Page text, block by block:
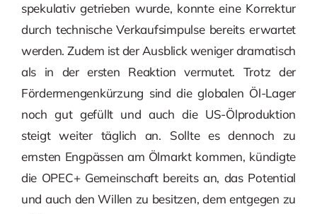
spekulativ getrieben wurde, konnte eine Korrektur
durch technische Verkaufsimpulse bereits erwartet
werden. Zudem ist der Ausblick weniger dramatisch
als in der ersten Reaktion vermutet. Trotz der
Fördermengenkürzung sind die globalen Öl-Lager
noch gut gefüllt und auch die US-Ölproduktion
steigt weiter täglich an. Sollte es dennoch zu
ernsten Engpässen am Ölmarkt kommen, kündigte
die OPEC+ Gemeinschaft bereits an, das Potential
und auch den Willen zu besitzen, dem entgegen zu